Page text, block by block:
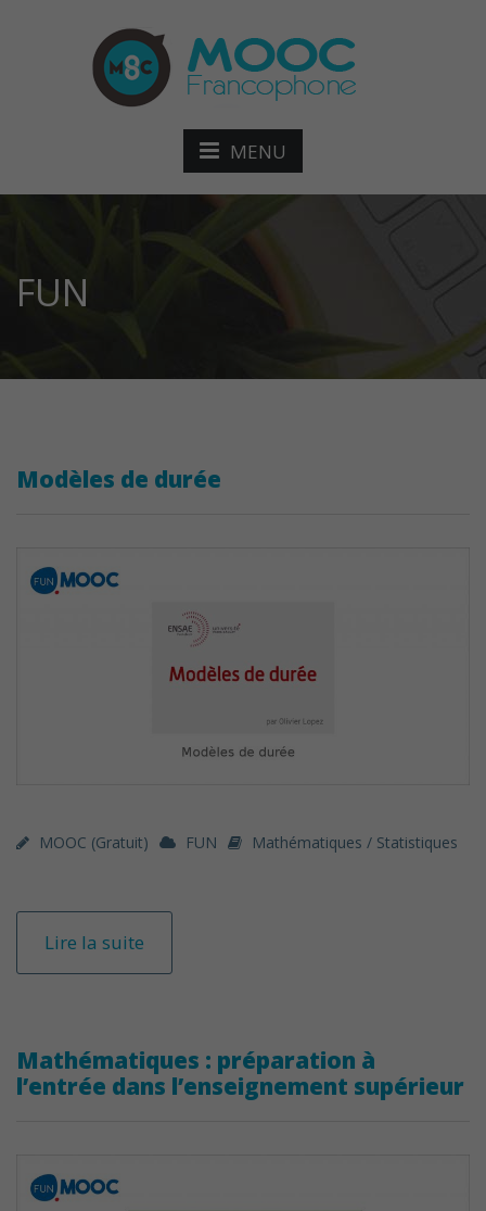
MENU
FUN
Modèles de durée
MOOC (gratuit) FUN Mathématiques / Statistiques
Lire la suite
Mathématiques : préparation à
l’entrée dans l’enseignement supérieur